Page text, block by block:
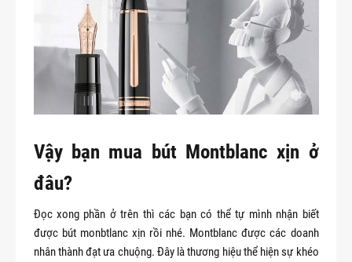
Vậy bạn mua bút Montblanc xịn ở
đâu?
Đọc xong phần ở trên thì các bạn có thể tự mình nhận biết
được bút monbtlanc xịn rồi nhé. Montblanc được các doanh
nhân thành đạt ưa chuộng. Đây là thương hiệu thể hiện sự khéo